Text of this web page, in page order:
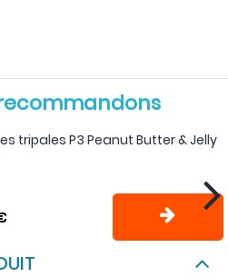
tripales P3 Peanut Butter & Jelly